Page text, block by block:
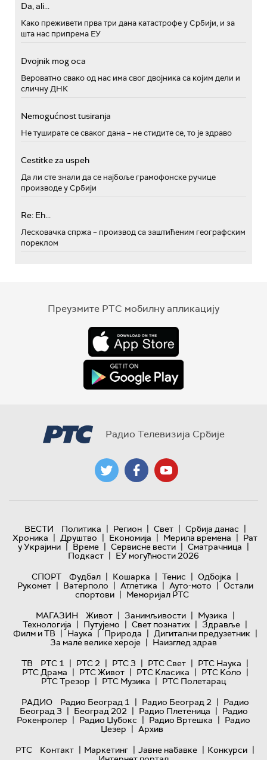
Da, ali...
Како преживети прва три дана катастрофе у Србији, и за
шта нас припрема ЕУ
Dvojnik mog oca
Вероватно свако од нас има свог двојника са којим дели и
сличну ДНК
Nemogućnost tusiranja
Не туширате се сваког дана – не стидите се, то је здраво
Cestitke za uspeh
Да ли сте знали да се најбоље грамофонске ручице
производе у Србији
Re: Eh...
Лесковачка спржа – производ са заштићеним географским
пореклом
Преузмите РТС мобилну апликацију
Радио Телевизија Србије
ВЕСТИ Политика | Регион | Свет | Србија данас |
Хроника | Друштво | Економија | Мерила времена | Рат
у Украјини | Време | Сервисне вести | Сматрачница |
Подкаст | ЕУ могућности 2026
СПОРТ
Фудбал | Кошарка | Тенис | Одбојка |
Рукомет | Ватерполо | Атлетика | Ауто-мото | Остали
спортови | Меморијал РТС
МАГАЗИН
Живот | Занимљивости | Музика |
Технологијa | Путујемо | Свет познатих | Здравље |
Филм и ТВ | Наука | Природа | Дигитални предузетник |
За мале велике хероје | Наизглед здрав
ТВ
РТС 1 | РТС 2 | РТС 3 | РТС Свет | РТС Наука |
РТС Драма | РТС Живот | РТС Класика | РТС Коло |
РТС Трезор | РТС Музика | РТС Полетарац
РАДИО
Радио Београд 1 | Радио Београд 2 | Радио
Београд 3 | Београд 202 | Радио Плетеница | Радио
Рокенролер | Радио Џубокс | Радио Вртешка | Радио
Џезер | Архив
РТС
Контакт | Маркетинг | Јавне набавке | Конкурси |